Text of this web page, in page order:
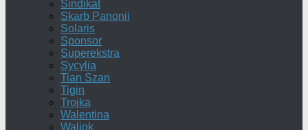
Sindikat
Skarb Panonii
Solaris
Sponsor
Superekstra
Sycylia
Tian Szan
Tigin
Trojka
Walentina
Waliok